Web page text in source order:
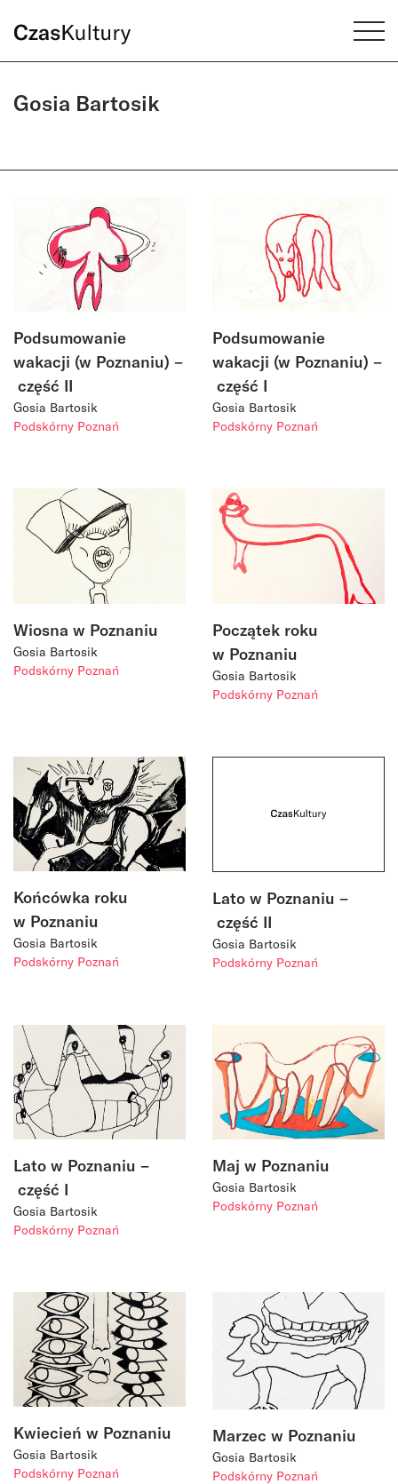
Gosia Bartosik
Podsumowanie
wakacji (w Poznaniu) –
część II
Gosia Bartosik
Podskórny Poznań
Podsumowanie
wakacji (w Poznaniu) –
część I
Gosia Bartosik
Podskórny Poznań
Wiosna w Poznaniu
Gosia Bartosik
Podskórny Poznań
Początek roku
w Poznaniu
Gosia Bartosik
Podskórny Poznań
Końcówka roku
w Poznaniu
Gosia Bartosik
Podskórny Poznań
Lato w Poznaniu –
część II
Gosia Bartosik
Podskórny Poznań
Lato w Poznaniu –
część I
Gosia Bartosik
Podskórny Poznań
Maj w Poznaniu
Gosia Bartosik
Podskórny Poznań
Kwiecień w Poznaniu
Gosia Bartosik
Podskórny Poznań
Marzec w Poznaniu
Gosia Bartosik
Podskórny Poznań